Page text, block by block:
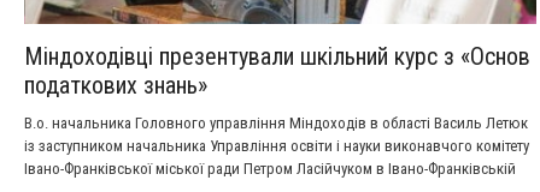
Міндоходівці презентували шкільний курс з «Основ
податкових знань»
В.о. начальника Головного управління Міндоходів в області Василь Летюк
із заступником начальника Управління освіти і науки виконавчого комітету
Івано-Франківської міської ради Петром Ласійчуком в Івано-Франківській